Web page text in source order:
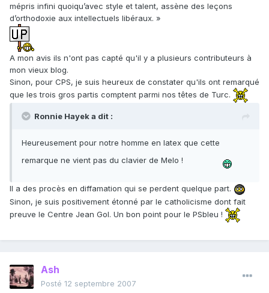
mépris infini quoiqu’avec style et talent, assène des leçons
d’orthodoxie aux intellectuels libéraux. »
A mon avis ils n'ont pas capté qu'il y a plusieurs contributeurs à
mon vieux blog.
Sinon, pour CPS, je suis heureux de constater qu'ils ont remarqué
que les trois gros partis comptent parmi nos têtes de Turc.
Ronnie Hayek a dit :
Heureusement pour notre homme en latex que cette
remarque ne vient pas du clavier de Melo !
Il a des procès en diffamation qui se perdent quelque part.
Sinon, je suis positivement étonné par le catholicisme dont fait
preuve le Centre Jean Gol. Un bon point pour le PSbleu !
Ash
Posté 12 septembre 2007